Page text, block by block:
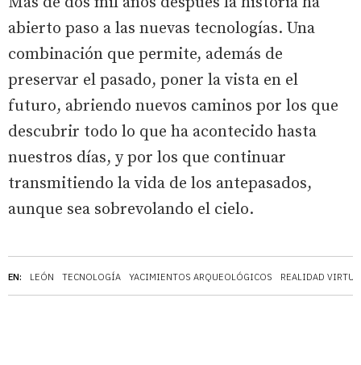
EN: LEÓN TECNOLOGÍA YACIMIENTOS ARQUEOLÓGICOS REALIDAD
abierto paso a las nuevas tecnologías. Una
combinación que permite, además de
preservar el pasado, poner la vista en el
futuro, abriendo nuevos caminos por los que
descubrir todo lo que ha acontecido hasta
nuestros días, y por los que continuar
transmitiendo la vida de los antepasados,
aunque sea sobrevolando el cielo.